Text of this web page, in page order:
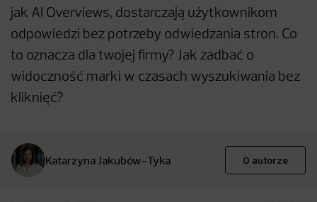
jak AI Overviews, dostarczają użytkownikom
odpowiedzi bez potrzeby odwiedzania stron. Co
to oznacza dla twojej firmy? Jak zadbać o
widoczność marki w czasach wyszukiwania bez
kliknięć?
Katarzyna Jakubów-Tyka O autorze